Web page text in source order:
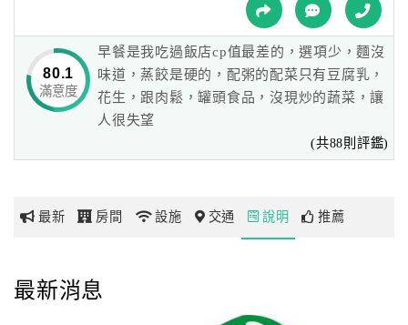
網
你
地
在此，除了完善的設施，加上專業貼心的 服務，滿足您多樣
台南維悅酒店全館設計以自然敦厚南洋風格為主軸，
搭配中國古代別具風味之裝飾，讓您可恣意放鬆，享受渡假
的樂趣。
台 南維悅酒店另有可容納 180人 的國際會議廳提供高級視
80.1
滿意度
早餐是我吃過飯店cp值最差的，選項少，麵沒
味道，蒸餃是硬的，配粥的配菜只有豆腐乳，
花生，跟肉鬆，罐頭食品，沒現炒的蔬菜，讓
人很失望
(共88則評鑑)
最新 房間 設施 交通 說明 推薦
最新消息